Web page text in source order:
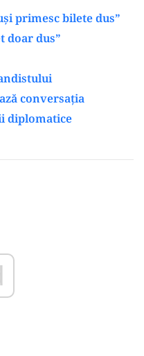
primesc bilete dus”
doar dus”
conversația
diplomatice